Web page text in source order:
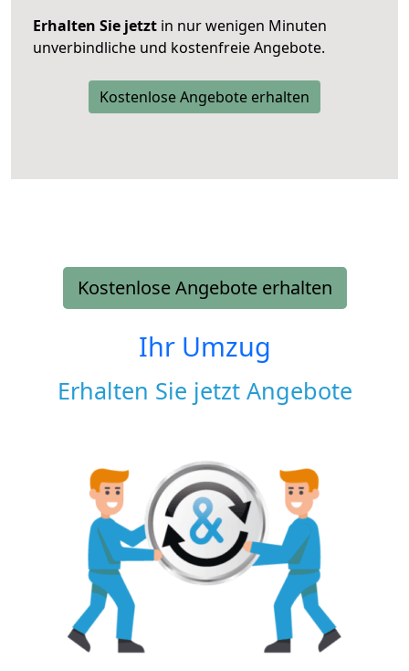
Erhalten Sie jetzt in nur wenigen Minuten
unverbindliche und kostenfreie Angebote.
Kostenlose Angebote erhalten
Kostenlose Angebote erhalten
Ihr Umzug
Erhalten Sie jetzt Angebote